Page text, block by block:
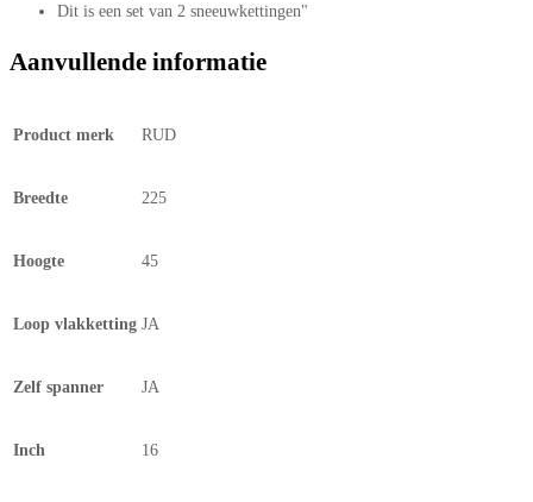
Dit is een set van 2 sneeuwkettingen"
Aanvullende informatie
Product merk RUD
Breedte 225
Hoogte 45
Loop vlakketting JA
Zelf spanner JA
Inch 16